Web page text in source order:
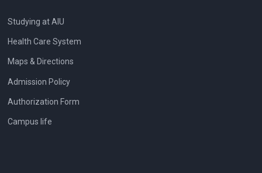
Studying at AIU
Health Care System
Maps & Directions
Admission Policy
Authorization Form
Campus life